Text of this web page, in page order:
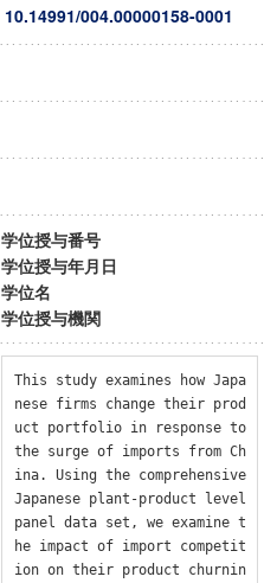
10.14991/004.00000158-0001
学位授与番号
学位授与年月日
学位名
学位授与機関
This study examines how Japa
nese firms change their prod
uct portfolio in response to
the surge of imports from Ch
ina. Using the comprehensive
Japanese plant-product level
panel data set, we examine t
he impact of import competit
ion on their product churnin